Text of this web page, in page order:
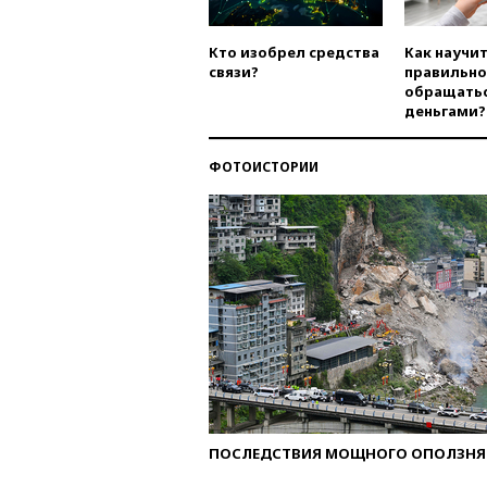
Кто изобрел средства
связи?
Как
правильно
деньгами?
ФОТОИСТОРИИ
ПОСЛЕДСТВИЯ МОЩНОГО ОПОЛЗНЯ